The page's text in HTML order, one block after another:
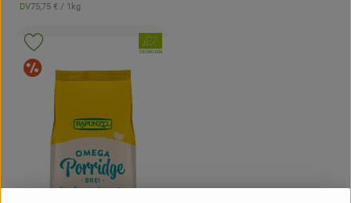
Hofladen
, Herkunft:
DV, Referenzpreis:
75,75 € / 1kg
, Verband:
, Kontrollstelle:
DE-ÖKO-006
Sonderangebot
Produkt zu Favouriten hinzufügen